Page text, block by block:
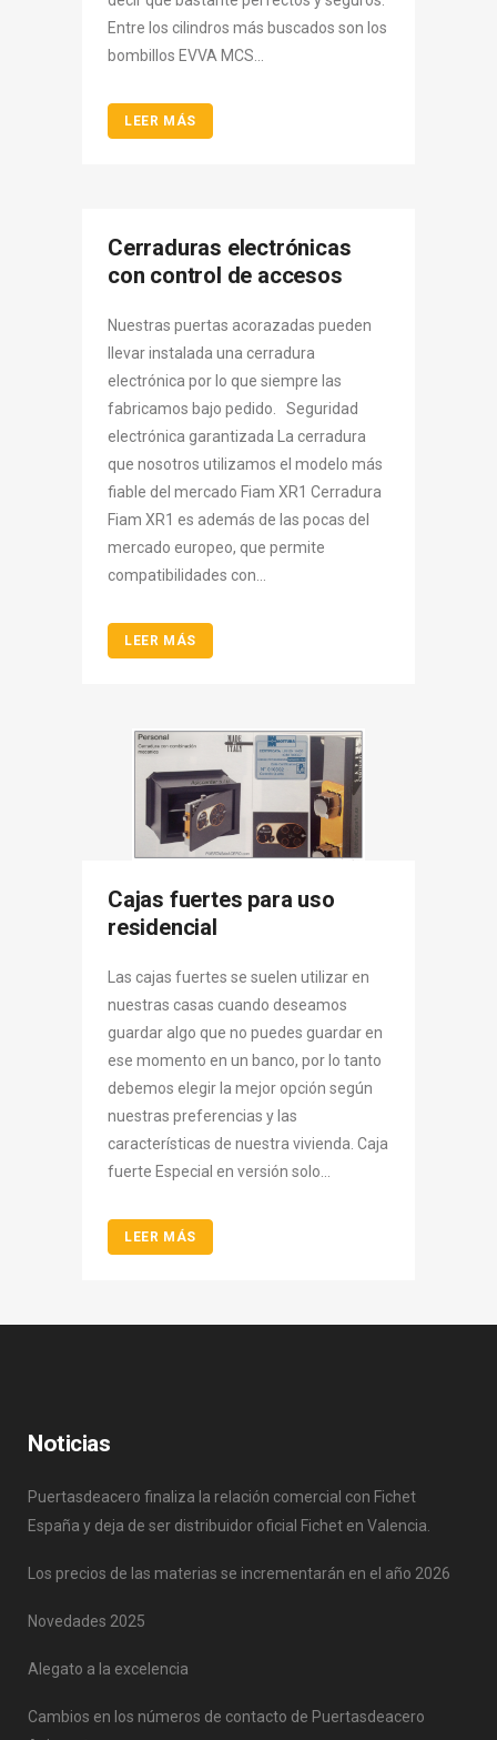
Entre los cilindros más buscados son los
bombillos EVVA MCS...
LEER MÁS
Cerraduras electrónicas
con control de accesos
Nuestras puertas acorazadas pueden
llevar instalada una cerradura
electrónica por lo que siempre las
fabricamos bajo pedido. Seguridad
electrónica garantizada La cerradura
que nosotros utilizamos el modelo más
fiable del mercado Fiam XR1 Cerradura
Fiam XR1 es además de las pocas del
mercado europeo, que permite
compatibilidades con...
LEER MÁS
Cajas fuertes para uso
residencial
Las cajas fuertes se suelen utilizar en
nuestras casas cuando deseamos
guardar algo que no puedes guardar en
ese momento en un banco, por lo tanto
debemos elegir la mejor opción según
nuestras preferencias y las
características de nuestra vivienda. Caja
fuerte Especial en versión solo...
LEER MÁS
Noticias
Puertasdeacero finaliza la relación comercial con Fichet
España y deja de ser distribuidor oficial Fichet en Valencia.
Los precios de las materias se incrementarán en el año 2026
Novedades 2025
Alegato a la excelencia
Cambios en los números de contacto de Puertasdeacero